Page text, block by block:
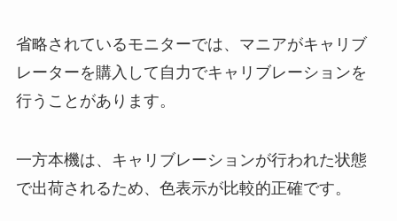
省略されているモニターでは、マニアがキャリブ
レーターを購入して自力でキャリブレーションを
行うことがあります。
一方本機は、キャリブレーションが行われた状態
で出荷されるため、色表示が比較的正確です。